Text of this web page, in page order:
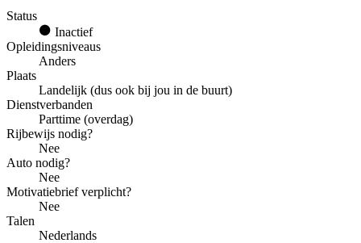
Status
Inactief
Opleidingsniveaus
Anders
Plaats
Landelijk (dus ook bij jou in de buurt)
Dienstverbanden
Parttime (overdag)
Rijbewijs nodig?
Nee
Auto nodig?
Nee
Motivatiebrief verplicht?
Nee
Talen
Nederlands